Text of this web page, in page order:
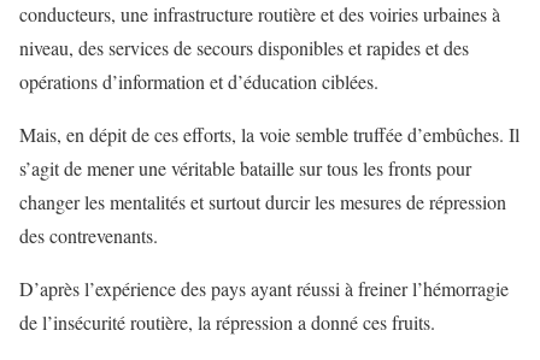
conducteurs, une infrastructure routière et des voiries urbaines à
niveau, des services de secours disponibles et rapides et des
opérations d’information et d’éducation ciblées.
Mais, en dépit de ces efforts, la voie semble truffée d’embûches. Il
s’agit de mener une véritable bataille sur tous les fronts pour
changer les mentalités et surtout durcir les mesures de répression
des contrevenants.
D’après l’expérience des pays ayant réussi à freiner l’hémorragie
de l’insécurité routière, la répression a donné ces fruits.